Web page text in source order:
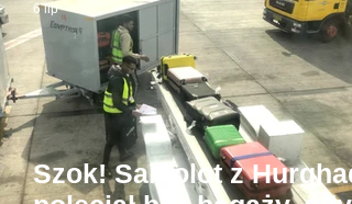
Szok! Samolot z
6 lip